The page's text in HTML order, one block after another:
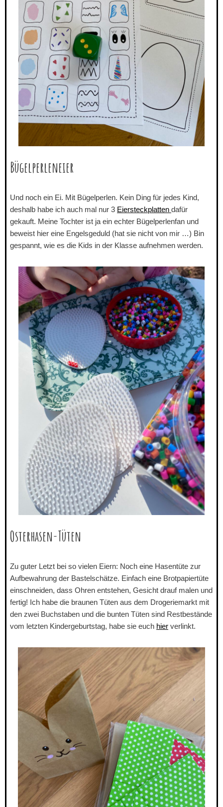
Bügelperleneier
Und noch ein Ei. Mit Bügelperlen. Kein Ding für jedes Kind,
deshalb habe ich auch mal nur 3 Eiersteckplatten dafür
gekauft. Meine Tochter ist ja ein echter Bügelperlenfan und
beweist hier eine Engelsgeduld (hat sie nicht von mir …) Bin
gespannt, wie es die Kids in der Klasse aufnehmen werden.
Osterhasen-Tüten
Zu guter Letzt bei so vielen Eiern: Noch eine Hasentüte zur
Aufbewahrung der Bastelschätze. Einfach eine Brotpapiertüte
einschneiden, dass Ohren entstehen, Gesicht drauf malen und
fertig! Ich habe die braunen Tüten aus dem Drogeriemarkt mit
den zwei Buchstaben und die bunten Tüten sind Restbestände
vom letzten Kindergeburtstag, habe sie euch hier verlinkt.